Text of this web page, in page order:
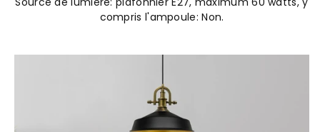
compris l'ampoule: Non.